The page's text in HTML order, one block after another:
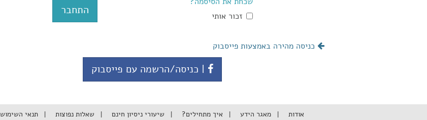
זכור אותי
כניסה מהירה באמצעות פייסבוק
| כניסה/הרשמה עם פייסבוק
אודות מאגר הידע איך מתחילים? שיעורי ניסיון חינם שאלות נפוצות תנאי השימוש